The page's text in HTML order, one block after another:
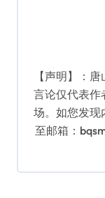
【声明】：
言论仅代表作
场。如您发现
至邮箱：